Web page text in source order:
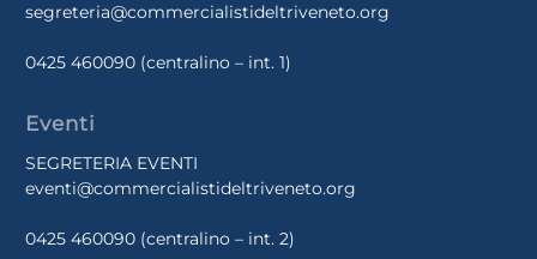
segreteria@commercialistideltriveneto.org
0425 460090 (centralino – int. 1)
Eventi
SEGRETERIA EVENTI
eventi@commercialistideltriveneto.org
0425 460090 (centralino – int. 2)